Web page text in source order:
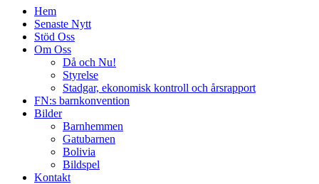
Hem
Senaste Nytt
Stöd Oss
Om Oss
Då och Nu!
Styrelse
Stadgar, ekonomisk kontroll och årsrapport
FN:s barnkonvention
Bilder
Barnhemmen
Gatubarnen
Bolivia
Bildspel
Kontakt